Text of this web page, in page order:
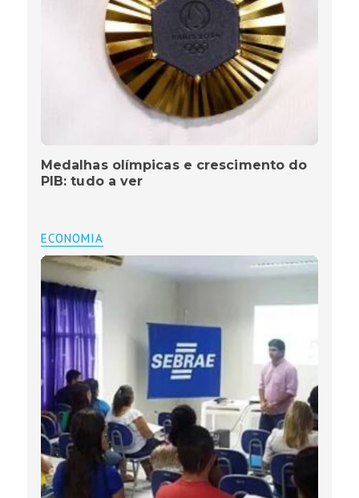
Medalhas olímpicas e crescimento do
PIB: tudo a ver
ECONOMIA